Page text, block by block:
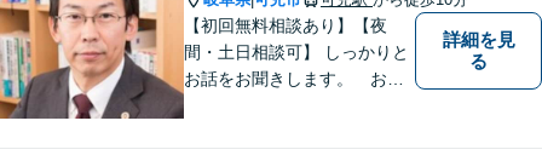
【初回無料相談あり】【夜
間・土日相談可】 しっかりと
お話をお聞きします。 お気
詳細を見
る